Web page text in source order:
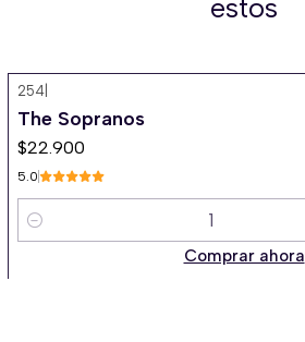
estos
254|
The Sopranos
$22.900
5.0
Cantidad
Comprar ahora